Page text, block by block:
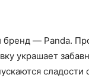
бренд — Panda.
украшает